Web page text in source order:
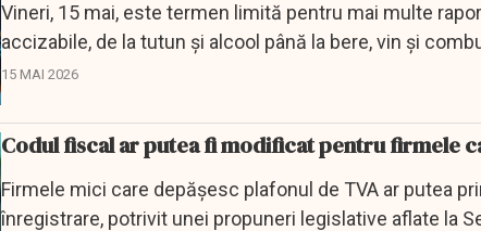
Vineri, 15 mai, este termen limită pentru mai multe
accizabile, de la tutun și alcool până la bere, vin și
15 MAI 2026
Codul fiscal ar putea fi modificat pentru firmele
Firmele mici care depășesc plafonul de TVA ar putea
înregistrare, potrivit unei propuneri legislative aflate la